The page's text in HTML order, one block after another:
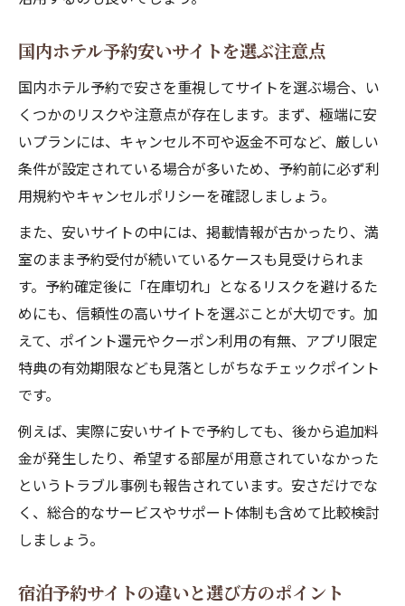
国内ホテル予約安いサイトを選ぶ注意点
国内ホテル予約で安さを重視してサイトを選ぶ場合、い
くつかのリスクや注意点が存在します。まず、極端に安
いプランには、キャンセル不可や返金不可など、厳しい
条件が設定されている場合が多いため、予約前に必ず利
用規約やキャンセルポリシーを確認しましょう。
また、安いサイトの中には、掲載情報が古かったり、満
室のまま予約受付が続いているケースも見受けられま
す。予約確定後に「在庫切れ」となるリスクを避けるた
めにも、信頼性の高いサイトを選ぶことが大切です。加
えて、ポイント還元やクーポン利用の有無、アプリ限定
特典の有効期限なども見落としがちなチェックポイント
です。
例えば、実際に安いサイトで予約しても、後から追加料
金が発生したり、希望する部屋が用意されていなかった
というトラブル事例も報告されています。安さだけでな
く、総合的なサービスやサポート体制も含めて比較検討
しましょう。
宿泊予約サイトの違いと選び方のポイント